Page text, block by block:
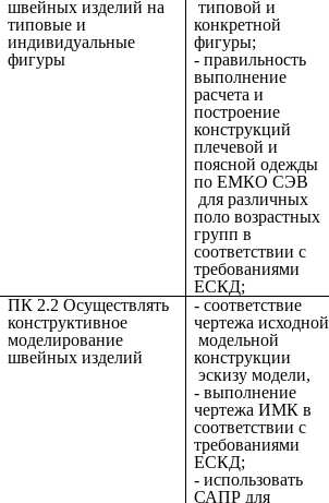
швейных изделий на
типовые и
индивидуальные
фигуры
типовой и
конкретной
фигуры;
- правильность
выполнение
расчета и
построение
конструкций
плечевой и
поясной одежды
по ЕМКО СЭВ
для различных
поло возрастных
групп в
соответствии с
требованиями
ЕСКД;
ПК 2.2 Осуществлять
конструктивное
моделирование
швейных изделий
- соответствие
чертежа исходной
модельной
конструкции
эскизу модели,
- выполнение
чертежа ИМК в
соответствии с
требованиями
ЕСКД;
- использовать
САПР для